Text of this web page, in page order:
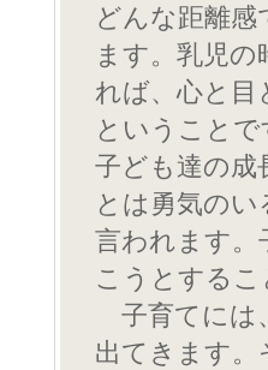
どんな距離
ます。乳児
れば、心と
ということ
子ども達の成
とは勇気の
言われます。
こうとする
子育てには
出てきます。